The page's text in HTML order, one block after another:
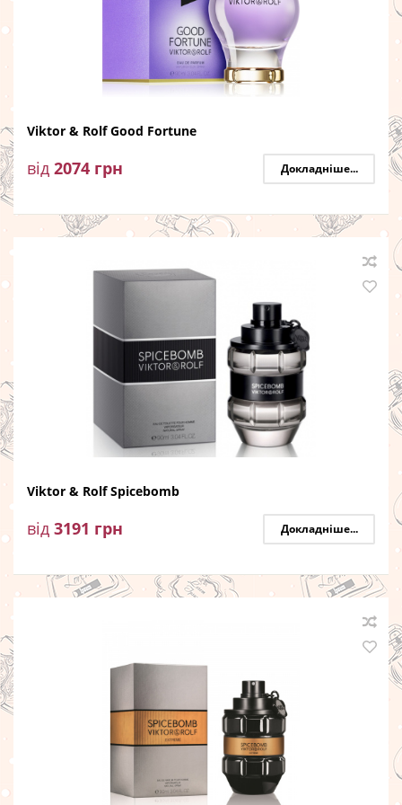
Viktor & Rolf Good Fortune
від 2074 грн Докладніше...
Viktor & Rolf Spicebomb
від 3191 грн Докладніше...